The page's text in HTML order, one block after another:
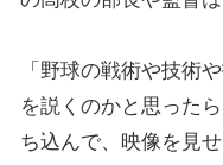
「野球の戦術や技術
を説くのかと思った
ち込んで、映像を見